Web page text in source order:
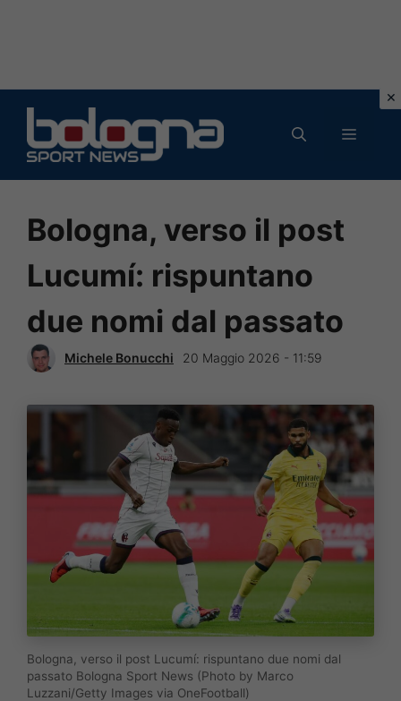
contenuto
MENU
Bologna, verso il post
Lucumí: rispuntano
due nomi dal passato
Michele Bonucchi 20 Maggio 2026 - 11:59
Bologna, verso il post Lucumí: rispuntano due nomi dal
passato Bologna Sport News (Photo by Marco
Luzzani/Getty Images via OneFootball)